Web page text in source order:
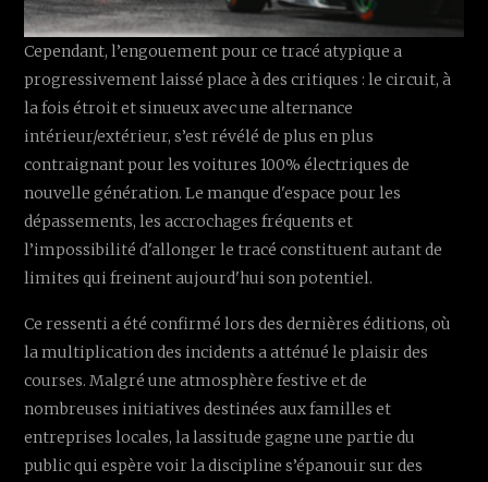
Cependant, l’engouement pour ce tracé atypique a
progressivement laissé place à des critiques : le circuit, à
la fois étroit et sinueux avec une alternance
intérieur/extérieur, s’est révélé de plus en plus
contraignant pour les voitures 100% électriques de
nouvelle génération. Le manque d'espace pour les
dépassements, les accrochages fréquents et
l’impossibilité d'allonger le tracé constituent autant de
limites qui freinent aujourd'hui son potentiel.
Ce ressenti a été confirmé lors des dernières éditions, où
la multiplication des incidents a atténué le plaisir des
courses. Malgré une atmosphère festive et de
nombreuses initiatives destinées aux familles et
entreprises locales, la lassitude gagne une partie du
public qui espère voir la discipline s’épanouir sur des